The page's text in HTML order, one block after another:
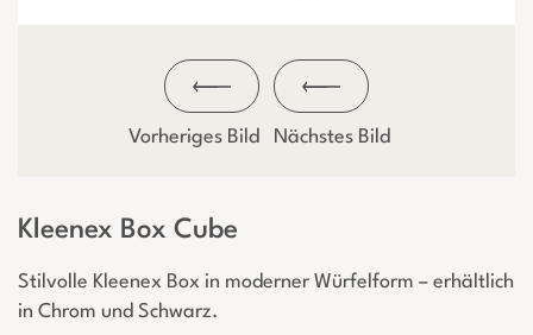
Vorheriges Bild Nächstes Bild
Kleenex Box Cube
Stilvolle Kleenex Box in moderner Würfelform – erhältlich
in Chrom und Schwarz.